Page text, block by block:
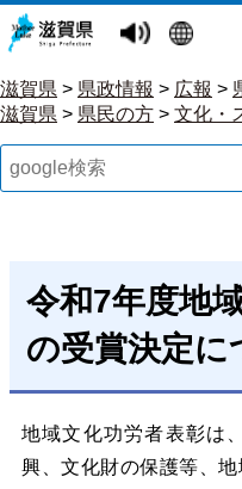
滋賀県 > 県政情報 > 広報 >
滋賀県 > 県民の方 > 文化・
令和7年度地
の受賞決定に
地域文化功労者表彰は
興、文化財の保護等、